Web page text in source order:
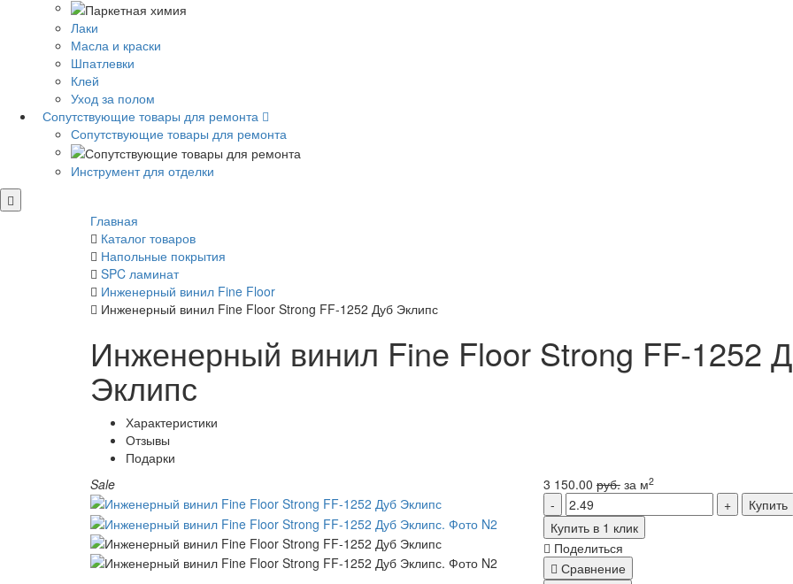
Лаки
Масла и краски
Шпатлевки
Клей
Уход за полом
Сопутствующие товары для ремонта
Сопутствующие товары для ремонта
Инструмент для отделки
Главная
Каталог товаров
Напольные покрытия
SPC ламинат
Инженерный винил Fine Floor
Инженерный винил Fine Floor Strong FF-1252 Дуб Эклипс
Инженерный винил Fine Floor Strong FF-1252
Эклипс
Характеристики
Отзывы
Подарки
Sale
3 150.00руб.за м2
Купить
Купить в 1 клик
Поделиться
Сравнение